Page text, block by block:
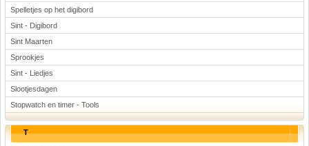
Spelletjes op het digibord
Sint - Digibord
Sint Maarten
Sprookjes
Sint - Liedjes
Slootjesdagen
Stopwatch en timer - Tools
T